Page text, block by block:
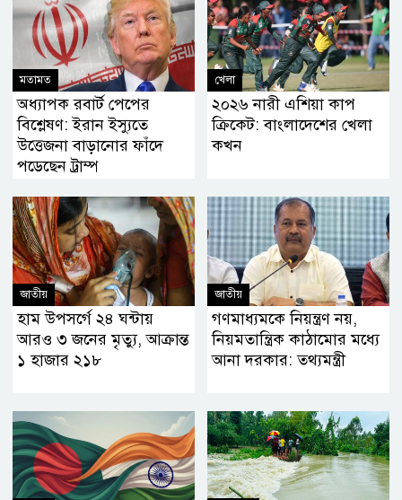
মতামত
অধ্যাপক রবার্ট পেপের
বিশ্লেষণ: ইরান ইস্যুতে
উত্তেজনা বাড়ানোর ফাঁদে
পড়েছেন ট্রাম্প
খেলা
২০২৬ নারী এশিয়া কাপ
ক্রিকেট: বাংলাদেশের খেলা
কখন
জাতীয়
হাম উপসর্গে ২৪ ঘন্টায়
আরও ৩ জনের মৃত্যু, আক্রান্ত
১ হাজার ২১৮
জাতীয়
গণমাধ্যমকে নিয়ন্ত্রণ নয়,
নিয়মতান্ত্রিক কাঠামোর মধ্যে
আনা দরকার: তথ্যমন্ত্রী